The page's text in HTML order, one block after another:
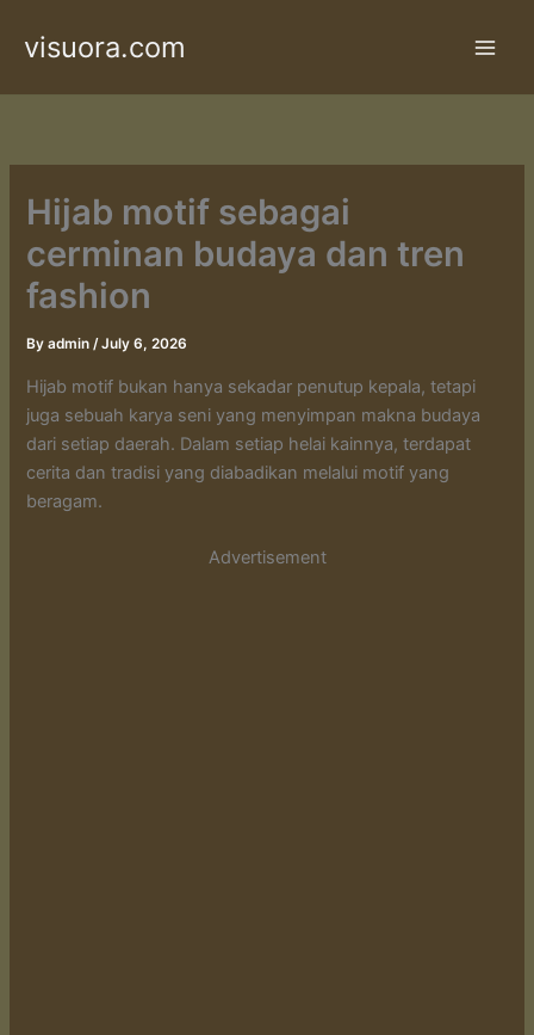
visuora.com
Hijab motif sebagai
cerminan budaya dan tren
fashion
Byadmin/July 6, 2026
Hijab motif bukan hanya sekadar penutup kepala, tetapi
juga sebuah karya seni yang menyimpan makna budaya
dari setiap daerah. Dalam setiap helai kainnya, terdapat
cerita dan tradisi yang diabadikan melalui motif yang
beragam.
Advertisement